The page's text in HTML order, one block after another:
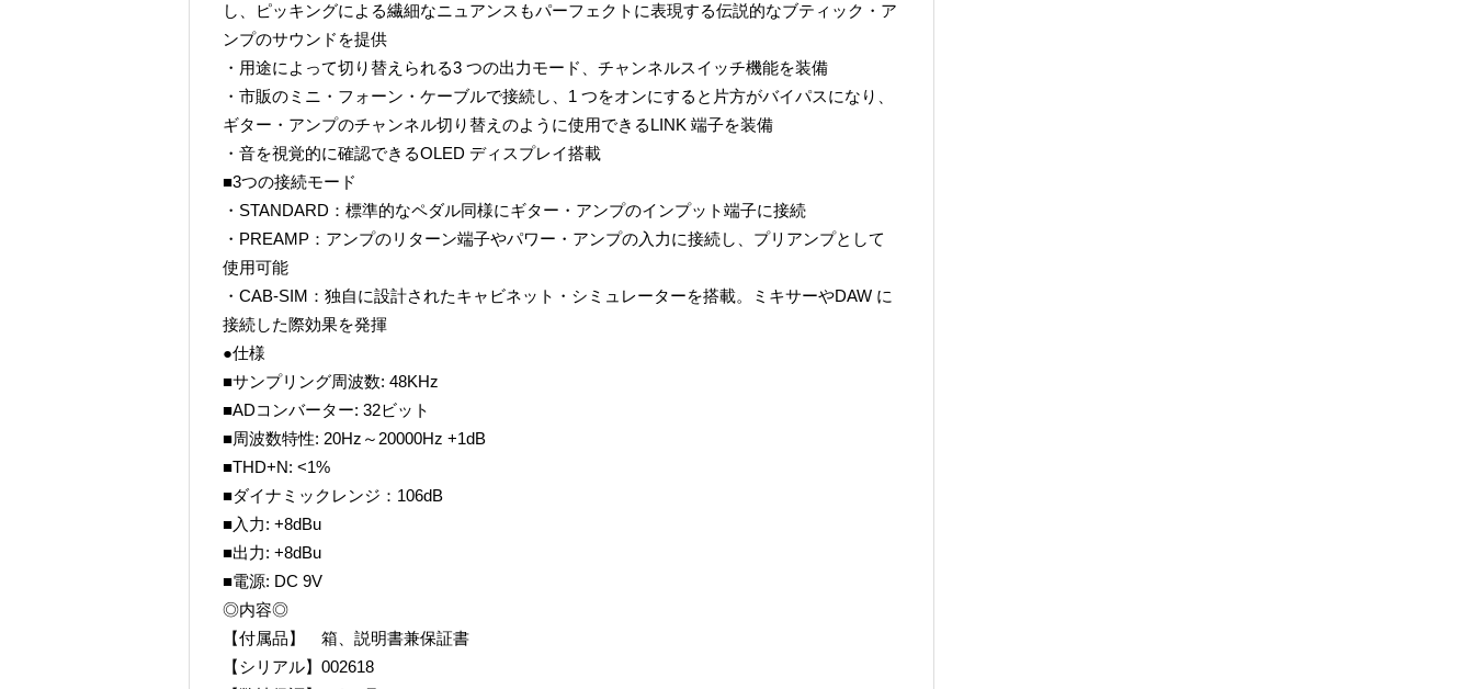
し、ピッキングによる繊細なニュアンスもパーフェクトに表現する伝説的なブティック・ア
ンプのサウンドを提供
・用途によって切り替えられる3 つの出力モード、チャンネルスイッチ機能を装備
・市販のミニ・フォーン・ケーブルで接続し、1 つをオンにすると片方がバイパスになり、
ギター・アンプのチャンネル切り替えのように使用できるLINK 端子を装備
・音を視覚的に確認できるOLED ディスプレイ搭載
■3つの接続モード
・STANDARD：標準的なペダル同様にギター・アンプのインプット端子に接続
・PREAMP：アンプのリターン端子やパワー・アンプの入力に接続し、プリアンプとして
使用可能
・CAB-SIM：独自に設計されたキャビネット・シミュレーターを搭載。ミキサーやDAW に
接続した際効果を発揮
●仕様
■サンプリング周波数: 48KHz
■ADコンバーター: 32ビット
■周波数特性: 20Hz～20000Hz +1dB
■THD+N: <1%
■ダイナミックレンジ：106dB
■入力: +8dBu
■出力: +8dBu
■電源: DC 9V
◎内容◎
【付属品】 箱、説明書兼保証書
【シリアル】002618